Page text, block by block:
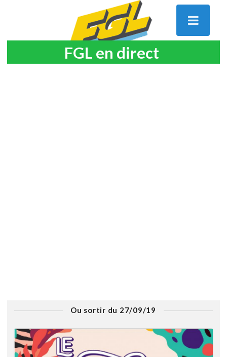
FGL en direct
Ou sortir du 27/09/19